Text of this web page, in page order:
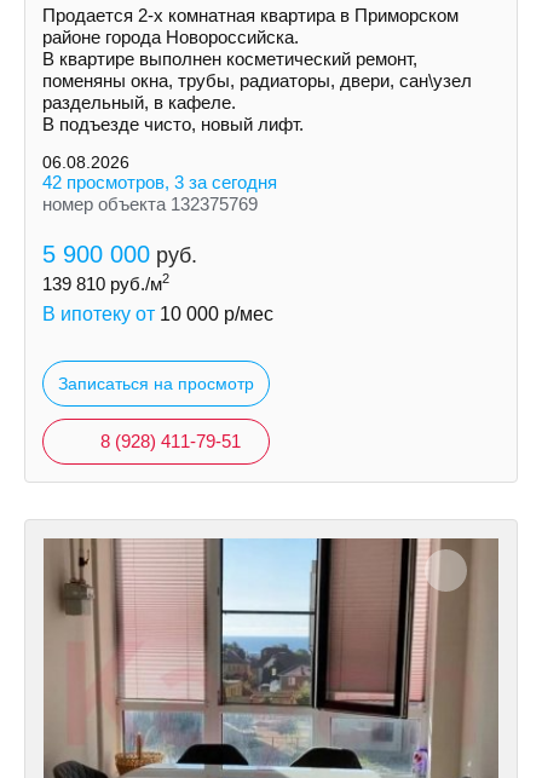
Продается 2-х комнатная квартира в Приморском
районе города Новороссийска.
В квартире выполнен косметический ремонт,
поменяны окна, трубы, радиаторы, двери, сан\узел
раздельный, в кафеле.
В подъезде чисто, новый лифт.
06.08.2026
42 просмотров, 3 за сегодня
номер объекта 132375769
5 900 000 руб.
139 810 руб./м2
В ипотеку от 10 000 р/мес
Записаться на просмотр
8 (928) 411-79-51